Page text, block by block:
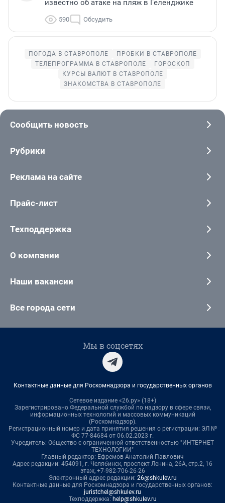
известно об атаке на пляж в Геленджике
590 Обсудить
ПОГОДА В СТАВРОПОЛЕ
ПРОБКИ В СТАВРОПОЛЕ
ТЕЛЕПРОГРАММА В СТАВРОПОЛЕ
ГОРОСКОП
КУРСЫ ВАЛЮТ В СТАВРОПОЛЕ
ЗНАКОМСТВА В СТАВРОПОЛЕ
Сообщить новость
Рубрики
Реклама на сайте
Прайс-лист
Техподдержка
О компании
Наши вакансии
Все города сети
Мы в соцсетях
Контактные данные для Роскомнадзора и государственных органов
Сетевое издание «26.ру» (18+)
Зарегистрировано Федеральной службой по надзору в сфере связи,
информационных технологий и массовых коммуникаций
(Роскомнадзор).
Регистрационный номер и дата принятия решения о регистрации: ЭЛ №
ФС 77-84684 от 06.02.2023 г.
Учредитель: Общество с ограниченной ответственностью "ИНТЕРНЕТ
ТЕХНОЛОГИИ"
Главный редактор: Ефремов Анатолий Павлович
Адрес редакции: 454091, г. Челябинск, проспект Ленина, 26А, стр.2, 16
этаж, +7-982-706-26-26
Электронный адрес редакции: 26@shkulev.ru
Контактные данные для Роскомнадзора и государственных органов:
juristchel@shkulev.ru
Техподдержка: help@shkulev.ru